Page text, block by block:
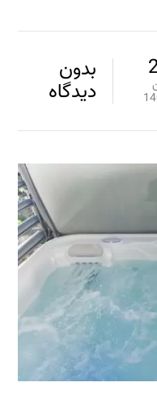
بدون
دیدگاه